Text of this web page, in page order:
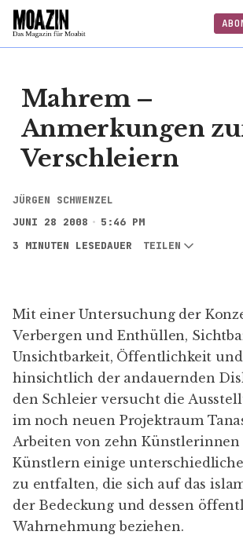
EINLOGGEN
ABONNIEREN
Mahrem –
Anmerkungen
Verschleiern
JÜRGEN SCHWENZEL
JUNI 28 2008
5:46 PM
3 MINUTEN LESEDAUER
TEILEN
Mit einer Untersuchung der
Verbergen und Enthüllen,
Unsichtbarkeit, Öffentlichkeit
hinsichtlich der andauernden
den Schleier versucht die
im noch neuen Projektraum
Arbeiten von zehn Künstlerinnen
Künstlern einige
zu entfalten, die sich auf das
der Bedeckung und dessen
Wahrnehmung beziehen.